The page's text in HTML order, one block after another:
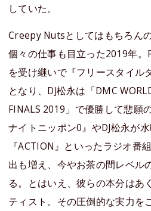
していた。
Creepy Nutsとしてはもちろん
個々の仕事も目立った2019年
を受け継いで『フリースタイル
となり、DJ松永は「DMC
FINALS 2019」で優勝して悲願
ナイトニッポン0』やDJ松永が
『ACTION』といったラジオ番
出も増え、今やお茶の間レベル
る。とはいえ、彼らの本分はあ
ティスト。その圧倒的な実力を